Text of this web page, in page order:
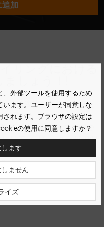
追加
リングにおける
しょう！!
ーは液体を吸収しないた
用することができます。
品をすくい取ることがで
はアプリケーターが50個
十分な 量です。
ます。
、外部ツールを使用するため
います。ユーザーが同意しな
されます。ブラウザの設定は
の使用に同意しますか？
ます
ません
イズ